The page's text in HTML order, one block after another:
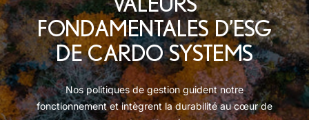
ET
DE
NOUS-
FONDAMENTALES D’ESG
DE CARDO SYSTEMS
Nos politiques de gestion guident notre
fonctionnement et intègrent la durabilité au cœur de